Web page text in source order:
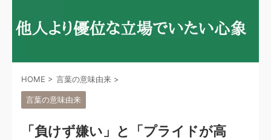
HOME > 言葉の意味由来 >
言葉の意味由来
「負けず嫌い」と「プライドが高